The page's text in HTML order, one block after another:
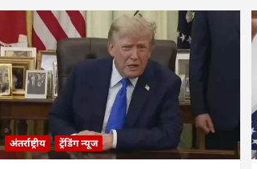
अंतर्राष्ट्रीय ट्रेंडिंग न्यूज